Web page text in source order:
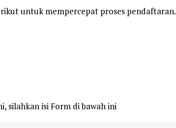
untuk mempercepat proses pendaftaran.
silahkan isi Form di bawah ini